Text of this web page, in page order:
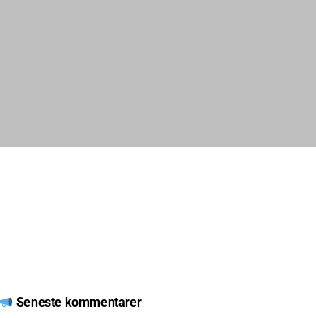
Seneste kommentarer